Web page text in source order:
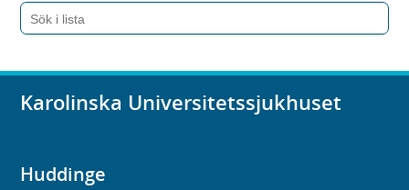
Karolinska Universitetssjukhuset
Huddinge